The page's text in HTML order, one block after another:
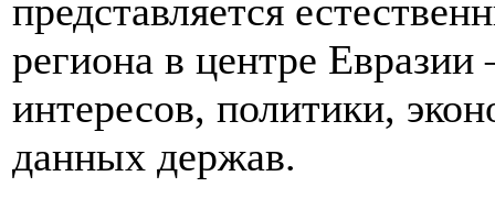
представляется
региона в центре
интересов, политики,
данных держав.